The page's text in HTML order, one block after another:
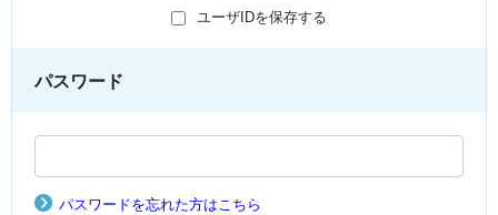
ユーザIDを保存する
パスワード
パスワードを忘れた方はこちら